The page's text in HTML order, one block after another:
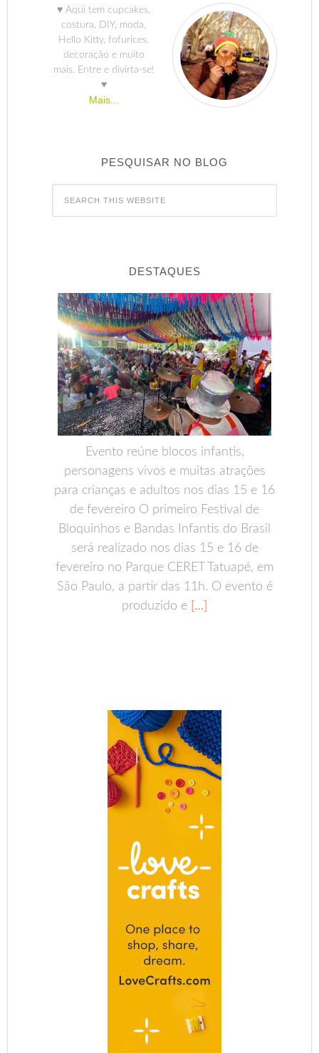
♥ Aqui tem cupcakes,
costura, DIY, moda,
Hello Kitty, fofurices,
decoração e muito
mais. Entre e divirta-se!
♥
Mais...
PESQUISAR NO BLOG
DESTAQUES
Evento reúne blocos infantis,
personagens vivos e muitas atrações
para crianças e adultos nos dias 15 e 16
de fevereiro O primeiro Festival de
Bloquinhos e Bandas Infantis do Brasil
será realizado nos dias 15 e 16 de
fevereiro no Parque CERET Tatuapé, em
São Paulo, a partir das 11h. O evento é
produzido e […]